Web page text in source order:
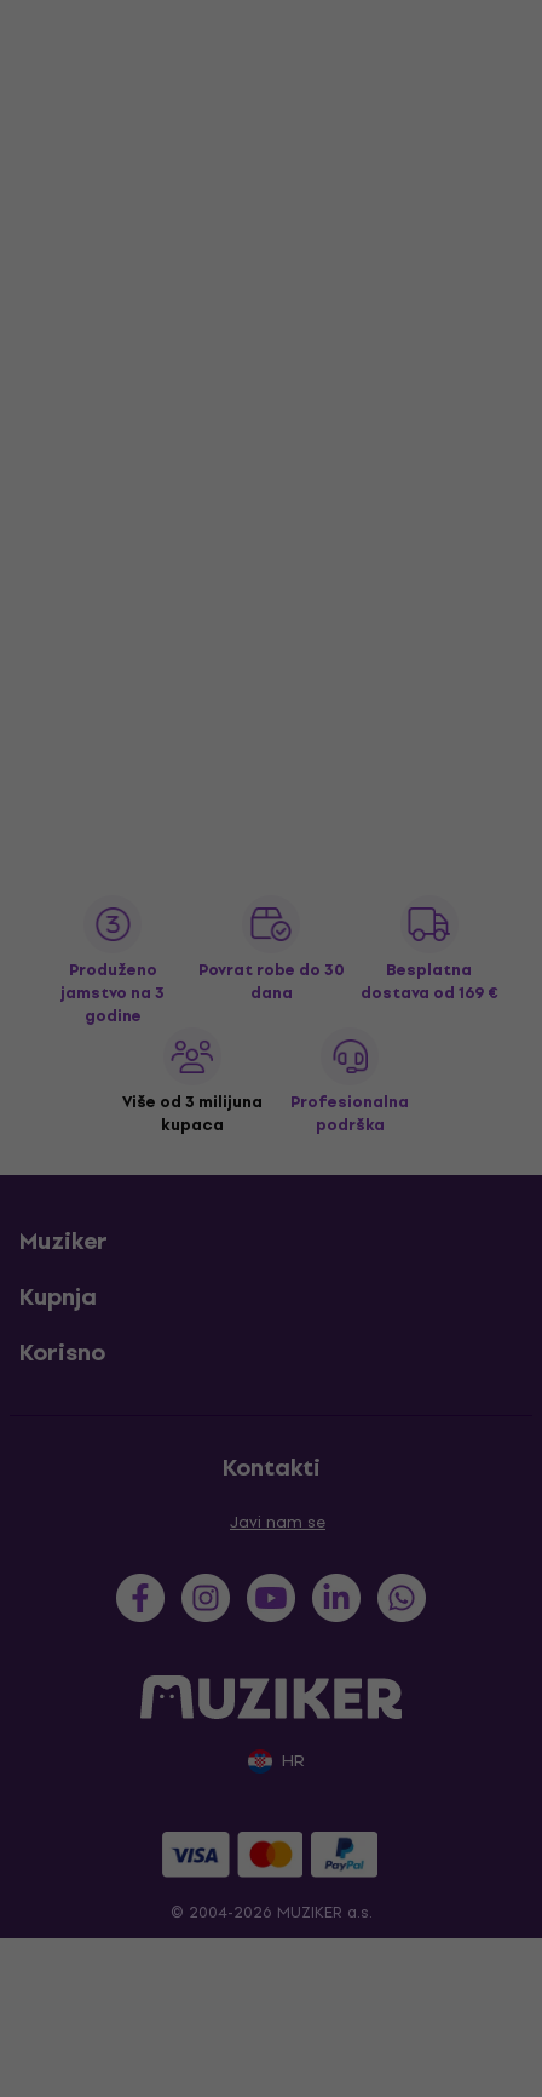
Produženo
jamstvo na 3
godine
Povrat robe do 30
dana
Besplatna
dostava od 169 €
Više od 3 milijuna
kupaca
Profesionalna
podrška
Muziker
Kupnja
Korisno
Kontakti
Javi nam se
HR
© 2004-2026 MUZIKER a.s.